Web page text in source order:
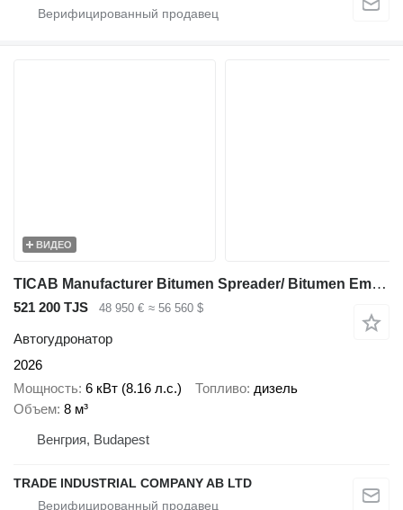
ВИДЕО
TICAB Manufacturer Bitumen Spreader/ Bitumen Emulsion Sprayer 8000 L
521 200 TJS 48 950 € ≈ 56 560 $
Автогудронатор
2026
Мощность 6 кВт (8.16 л.с.) Топливо дизель
Объем 8 м³
Венгрия, Budapest
TRADE INDUSTRIAL COMPANY AB LTD